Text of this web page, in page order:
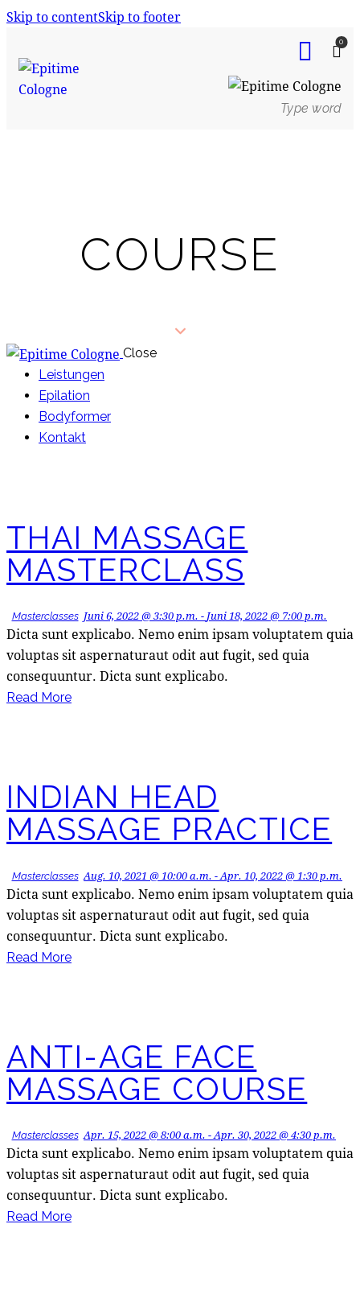
Skip to contentSkip to footer
0
COURSE
Close
Leistungen
Epilation
Bodyformer
Kontakt
THAI MASSAGE
MASTERCLASS
Masterclasses Juni 6, 2022 @ 3:30 p.m. - Juni 18, 2022 @ 7:00 p.m.
Dicta sunt explicabo. Nemo enim ipsam voluptatem quia
voluptas sit aspernaturaut odit aut fugit, sed quia
consequuntur. Dicta sunt explicabo.
Read More
INDIAN HEAD
MASSAGE PRACTICE
Masterclasses Aug. 10, 2021 @ 10:00 a.m. -Apr. 10, 2022 @ 1:30 p.m.
Dicta sunt explicabo. Nemo enim ipsam voluptatem quia
voluptas sit aspernaturaut odit aut fugit, sed quia
consequuntur. Dicta sunt explicabo.
Read More
ANTI-AGE FACE
MASSAGE COURSE
Masterclasses Apr. 15, 2022 @ 8:00 a.m. -Apr. 30, 2022 @ 4:30 p.m.
Dicta sunt explicabo. Nemo enim ipsam voluptatem quia
voluptas sit aspernaturaut odit aut fugit, sed quia
consequuntur. Dicta sunt explicabo.
Read More